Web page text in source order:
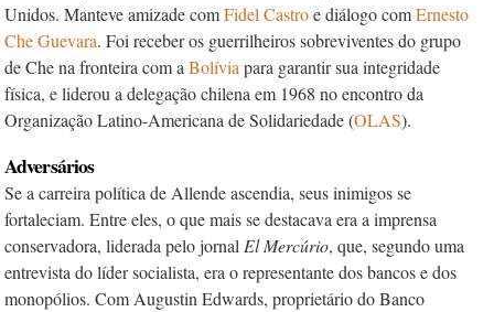
Unidos. Manteve amizade comFidel Castroe diálogo comErnesto
Che Guevara. Foi receber os guerrilheiros sobreviventes do grupo
de Che na fronteira com a Bolívia para garantir sua integridade
física, e liderou a delegação chilena em 1968 no encontro da
Organização Latino-Americana de Solidariedade (OLAS).
Adversários
Se a carreira política de Allende ascendia, seus inimigos se
fortaleciam. Entre eles, o que mais se destacava era a imprensa
conservadora, liderada pelo jornal El Mercúrio, que, segundo uma
entrevista do líder socialista, era o representante dos bancos e dos
monopólios. Com Augustin Edwards, proprietário do Banco